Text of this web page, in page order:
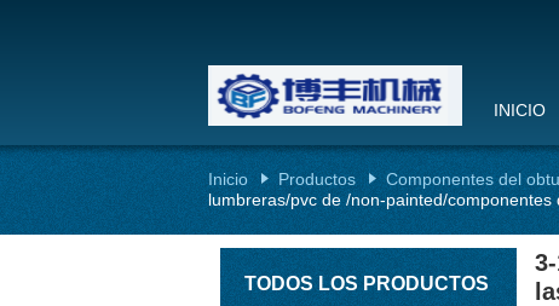
INICIO
Inicio Productos Componentes del
lumbreras/pvc de /non-painted/
TODOS LOS PRODUCTOS